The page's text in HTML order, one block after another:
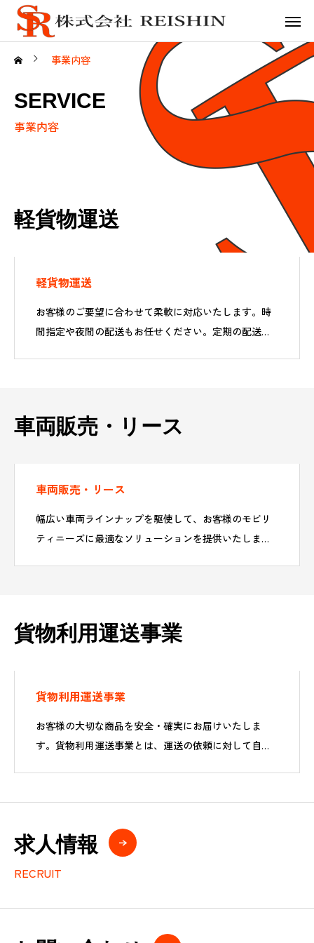
事業内容
SERVICE
事業内容
軽貨物運送
軽貨物運送
お客様のご要望に合わせて柔軟に対応いたします。時
間指定や夜間の配送もお任せください。定期の配送か
車両販売・リース
車両販売・リース
幅広い車両ラインナップを駆使して、お客様のモビリ
ティニーズに最適なソリューションを提供いたしま
貨物利用運送事業
貨物利用運送事業
お客様の大切な商品を安全・確実にお届けいたしま
す。貨物利用運送事業とは、運送の依頼に対して自身
求人情報
RECRUIT